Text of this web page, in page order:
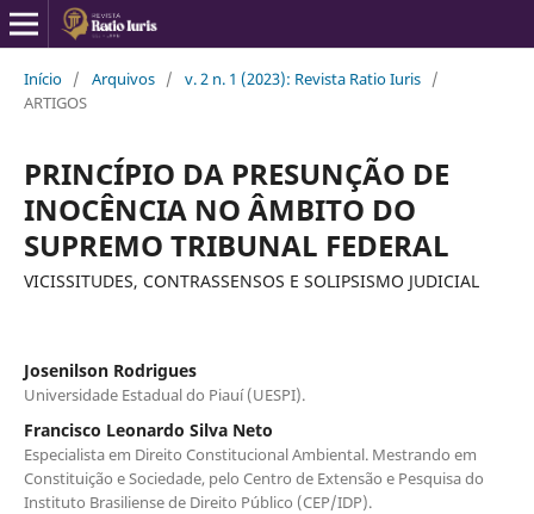
Início / Arquivos / v. 2 n. 1 (2023): Revista Ratio Iuris /
ARTIGOS
PRINCÍPIO DA PRESUNÇÃO DE
INOCÊNCIA NO ÂMBITO DO
SUPREMO TRIBUNAL FEDERAL
VICISSITUDES, CONTRASSENSOS E SOLIPSISMO JUDICIAL
Josenilson Rodrigues
Universidade Estadual do Piauí (UESPI).
Francisco Leonardo Silva Neto
Especialista em Direito Constitucional Ambiental. Mestrando em
Constituição e Sociedade, pelo Centro de Extensão e Pesquisa do
Instituto Brasiliense de Direito Público (CEP/IDP).